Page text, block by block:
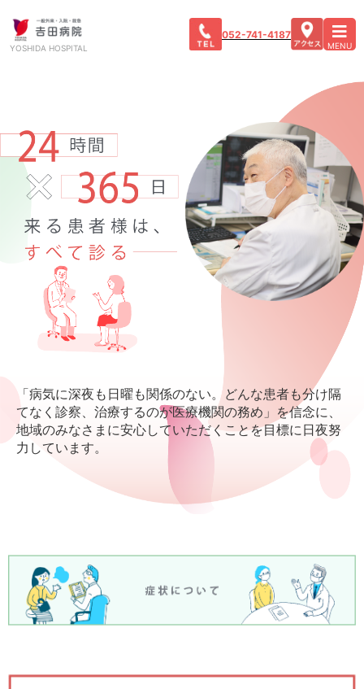
YOSHIDA HOSPITAL
052-741-4187
MENU
「病気に深夜も日曜も関係のない。どんな患者も分け隔
てなく診察、治療するのが医療機関の務め」を信念に、
地域のみなさまに安心していただくことを目標に日夜努
力しています。